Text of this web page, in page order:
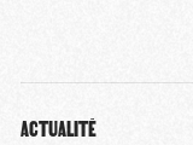
ACTUALITÉ